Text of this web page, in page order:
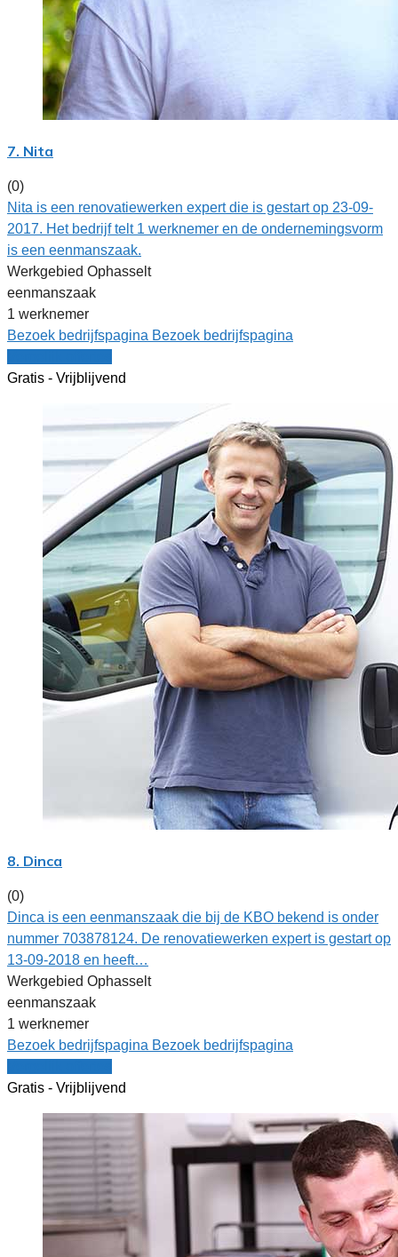
7. Nita
(0)
Nita is een renovatiewerken expert die is gestart op 23-09-
2017. Het bedrijf telt 1 werknemer en de ondernemingsvorm
is een eenmanszaak.
Werkgebied Ophasselt
eenmanszaak
1 werknemer
Bezoek bedrijfspagina Bezoek bedrijfspagina
Gratis - Vrijblijvend
8. Dinca
(0)
Dinca is een eenmanszaak die bij de KBO bekend is onder
nummer 703878124. De renovatiewerken expert is gestart op
13-09-2018 en heeft…
Werkgebied Ophasselt
eenmanszaak
1 werknemer
Bezoek bedrijfspagina Bezoek bedrijfspagina
Gratis - Vrijblijvend